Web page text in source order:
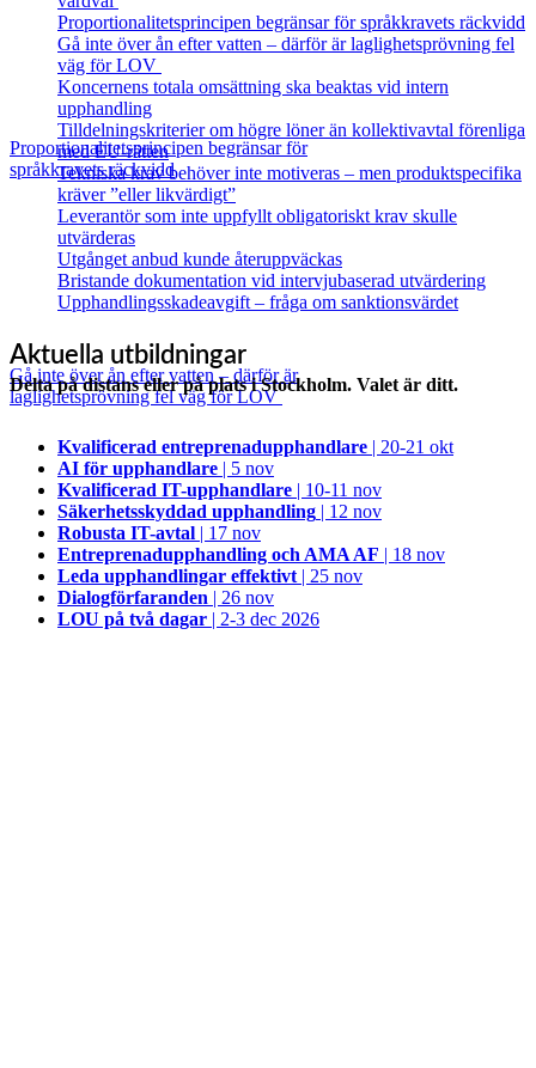
Proportionalitetsprincipen begränsar för
språkkravets räckvidd
Gå inte över ån efter vatten – därför är
laglighetsprövning fel väg för LOV
Proportionalitetsprincipen begränsar för språkkravets räckvidd
Gå inte över ån efter vatten – därför är laglighetsprövning fel
väg för LOV
Koncernens totala omsättning ska beaktas vid intern
upphandling
Tilldelningskriterier om högre löner än kollektivavtal förenliga
med EU‑rätten
Tekniska krav behöver inte motiveras – men produktspecifika
kräver ”eller likvärdigt”
Leverantör som inte uppfyllt obligatoriskt krav skulle
utvärderas
Utgånget anbud kunde återuppväckas
Bristande dokumentation vid intervjubaserad utvärdering
Upphandlingsskadeavgift – fråga om sanktionsvärdet
Aktuella utbildningar
Delta på distans eller på plats i Stockholm. Valet är ditt.
Kvalificerad entreprenad­upphandlare | 20-21 okt
AI för upphandlare | 5 nov
Kvalificerad IT-upphandlare | 10-11 nov
Säkerhetsskyddad upphandling | 12 nov
Robusta IT-avtal | 17 nov
Entreprenadupphandling och AMA AF | 18 nov
Leda upphandlingar effektivt | 25 nov
Dialogförfaranden | 26 nov
LOU på två dagar | 2-3 dec 2026